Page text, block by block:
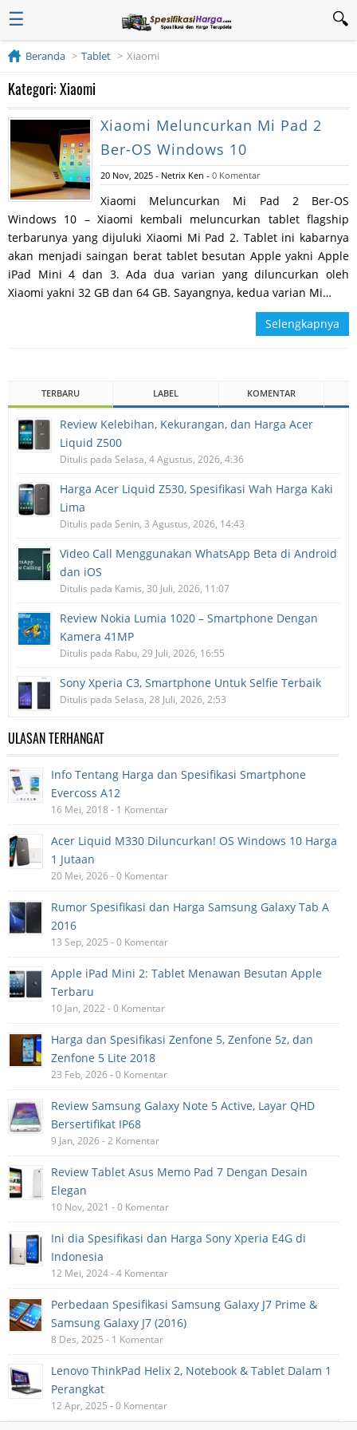
☰
Beranda Tablet Xiaomi
Kategori: Xiaomi
Xiaomi Meluncurkan Mi Pad 2
Ber-OS Windows 10
20 Nov, 2025 - Netrix Ken - 0 Komentar
Xiaomi Meluncurkan Mi Pad 2 Ber-OS
Windows 10 – Xiaomi kembali meluncurkan tablet flagship
terbarunya yang dijuluki Xiaomi Mi Pad 2. Tablet ini kabarnya
akan menjadi saingan berat tablet besutan Apple yakni Apple
iPad Mini 4 dan 3. Ada dua varian yang diluncurkan oleh
Xiaomi yakni 32 GB dan 64 GB. Sayangnya, kedua varian Mi…
Selengkapnya
TERBARU LABEL KOMENTAR
Review Kelebihan, Kekurangan, dan Harga Acer
Liquid Z500
Ditulis pada Selasa, 4 Agustus, 2026, 4:36
Harga Acer Liquid Z530, Spesifikasi Wah Harga Kaki
Lima
Ditulis pada Senin, 3 Agustus, 2026, 14:43
Video Call Menggunakan WhatsApp Beta di Android
dan iOS
Ditulis pada Kamis, 30 Juli, 2026, 11:07
Review Nokia Lumia 1020 – Smartphone Dengan
Kamera 41MP
Ditulis pada Rabu, 29 Juli, 2026, 16:55
Sony Xperia C3, Smartphone Untuk Selfie Terbaik
Ditulis pada Selasa, 28 Juli, 2026, 2:53
ULASAN TERHANGAT
Info Tentang Harga dan Spesifikasi Smartphone
Evercoss A12
16 Mei, 2018 - 1 Komentar
Acer Liquid M330 Diluncurkan! OS Windows 10 Harga
1 Jutaan
20 Mei, 2026 - 0 Komentar
Rumor Spesifikasi dan Harga Samsung Galaxy Tab A
2016
13 Sep, 2025 - 0 Komentar
Apple iPad Mini 2: Tablet Menawan Besutan Apple
Terbaru
10 Jan, 2022 - 0 Komentar
Harga dan Spesifikasi Zenfone 5, Zenfone 5z, dan
Zenfone 5 Lite 2018
23 Feb, 2026 - 0 Komentar
Review Samsung Galaxy Note 5 Active, Layar QHD
Bersertifikat IP68
9 Jan, 2026 - 2 Komentar
Review Tablet Asus Memo Pad 7 Dengan Desain
Elegan
10 Nov, 2021 - 0 Komentar
Ini dia Spesifikasi dan Harga Sony Xperia E4G di
Indonesia
12 Mei, 2024 - 4 Komentar
Perbedaan Spesifikasi Samsung Galaxy J7 Prime &
Samsung Galaxy J7 (2016)
8 Des, 2025 - 1 Komentar
Lenovo ThinkPad Helix 2, Notebook & Tablet Dalam 1
Perangkat
12 Apr, 2025 - 0 Komentar